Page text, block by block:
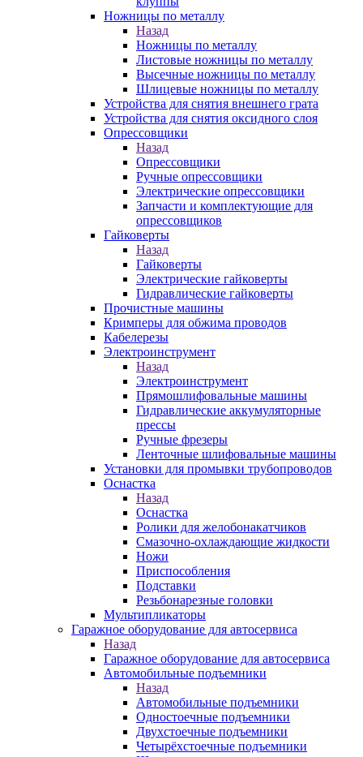
Ножницы по металлу
Назад
Ножницы по металлу
Листовые ножницы по металлу
Высечные ножницы по металлу
Шлицевые ножницы по металлу
Устройства для снятия внешнего грата
Устройства для снятия оксидного слоя
Опрессовщики
Назад
Опрессовщики
Ручные опрессовщики
Электрические опрессовщики
Запчасти и комплектующие для
опрессовщиков
Гайковерты
Назад
Гайковерты
Электрические гайковерты
Гидравлические гайковерты
Прочистные машины
Кримперы для обжима проводов
Кабелерезы
Электроинструмент
Назад
Электроинструмент
Прямошлифовальные машины
Гидравлические аккумуляторные
прессы
Ручные фрезеры
Ленточные шлифовальные машины
Установки для промывки трубопроводов
Оснастка
Назад
Оснастка
Ролики для желобонакатчиков
Смазочно-охлаждающие жидкости
Ножи
Приспособления
Подставки
Резьбонарезные головки
Мультипликаторы
Гаражное оборудование для автосервиса
Назад
Гаражное оборудование для автосервиса
Автомобильные подъемники
Назад
Автомобильные подъемники
Одностоечные подъемники
Двухстоечные подъемники
Четырёхстоечные подъемники